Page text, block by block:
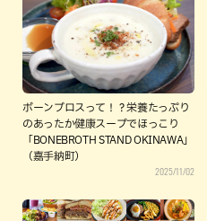
ボーンブロスって！？栄養たっぷり
のあったか健康スープでほっこり
「BONEBROTH STAND OKINAWA」
（嘉手納町）
2025/11/02